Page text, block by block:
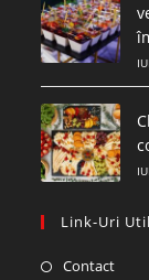
Link-Uri
Contact